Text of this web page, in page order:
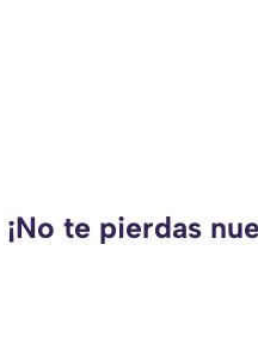
¡No te pierdas